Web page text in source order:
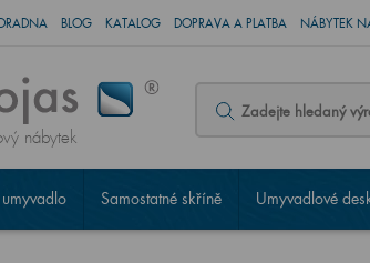
BLOG KATALOG DOPRAVA A PLATBA NÁBYTEK
nábytek
Samostatné skříně Umyvadlové